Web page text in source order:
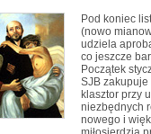
Pod koniec
(nowo
udziela
co jeszcze
Początek
SJB
klasztor przy
niezbędnych
nowego i